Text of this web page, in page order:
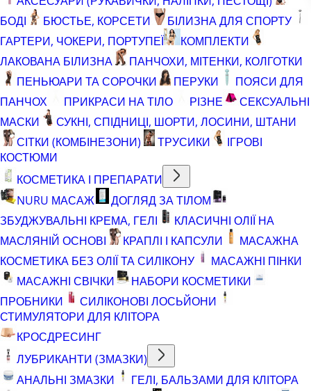
БОДІ
БЮСТЬЕ, КОРСЕТИ
БІЛИЗНА ДЛЯ СПОРТУ
ГАРТЕРИ, ЧОКЕРИ, ПОРТУПЕЇ
КОМПЛЕКТИ
ЛАКОВАНА БІЛИЗНА
ПАНЧОХИ, МІТЕНКИ, КОЛГОТКИ
ПЕНЬЮАРИ ТА СОРОЧКИ
ПЕРУКИ
ПОЯСИ ДЛЯ
ПАНЧОХ
ПРИКРАСИ НА ТІЛО РІЗНЕ
СЕКСУАЛЬНІ
МАСКИ
СУКНІ, СПІДНИЦІ, ШОРТИ, ЛОСИНИ, ШТАНИ
СІТКИ (КОМБІНЕЗОНИ)
ТРУСИКИ
ІГРОВІ
КОСТЮМИ
КОСМЕТИКА І ПРЕПАРАТИ
NURU МАСАЖ
ДОГЛЯД ЗА ТІЛОМ
ЗБУДЖУВАЛЬНІ КРЕМА, ГЕЛІ
КЛАСИЧНІ ОЛІЇ НА
МАСЛЯНІЙ ОСНОВІ
КРАПЛІ І КАПСУЛИ
МАСАЖНА
КОСМЕТИКА БЕЗ ОЛІЇ ТА СИЛІКОНУ
МАСАЖНІ ПІНКИ
МАСАЖНІ СВІЧКИ
НАБОРИ КОСМЕТИКИ
ПРОБНИКИ
СИЛІКОНОВІ ЛОСЬЙОНИ
СТИМУЛЯТОРИ ДЛЯ КЛІТОРА
КРОСДРЕСИНГ
ЛУБРИКАНТИ (ЗМАЗКИ)
АНАЛЬНІ ЗМАЗКИ
ГЕЛІ, БАЛЬЗАМИ ДЛЯ КЛІТОРА